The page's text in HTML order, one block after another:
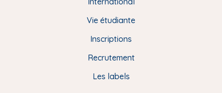
Vie étudiante
Inscriptions
Recrutement
Les labels